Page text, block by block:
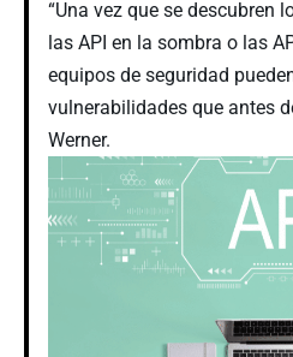
“Una vez que se descubren
las API en la sombra o las
equipos de seguridad
vulnerabilidades que antes
Werner.